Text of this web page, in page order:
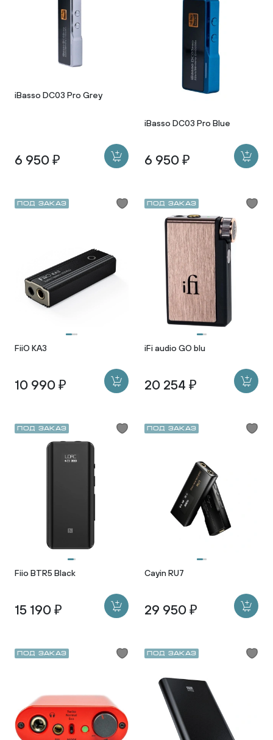
iBasso DC03 Pro Grey
6 950 ₽
iBasso DC03 Pro Blue
6 950 ₽
Под заказ
FiiO KA3
10 990 ₽
Под заказ
iFi audio GO blu
20 254 ₽
Под заказ
Fiio BTR5 Black
15 190 ₽
Под заказ
Cayin RU7
29 950 ₽
Под заказ Под заказ